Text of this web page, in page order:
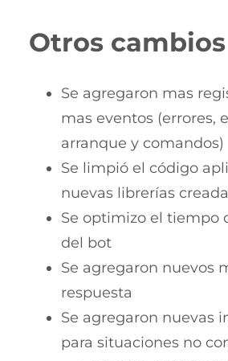
Otros cambios
Se agregaron mas
mas eventos (errores,
arranque y comandos)
Se limpió el código
nuevas librerías
Se optimizo el tiempo
del bot
Se agregaron nuevos
respuesta
Se agregaron nuevas
para situaciones no